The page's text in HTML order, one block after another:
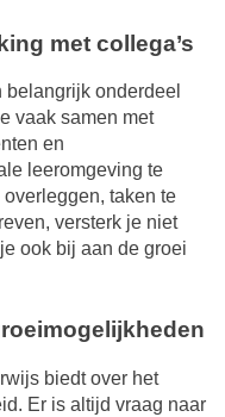
met collega’s
belangrijk onderdeel
vaak samen met
en
leeromgeving te
taken te
versterk je niet
ook bij aan de groei
biedt over het
Er is altijd vraag naar